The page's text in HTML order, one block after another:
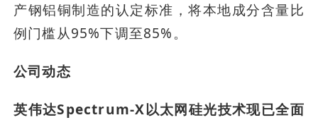
产钢铝铜制造的认定标准，将本地成分含量比
例门槛从95%下调至85%。
公司动态
英伟达Spectrum-X以太网硅光技术现已全面